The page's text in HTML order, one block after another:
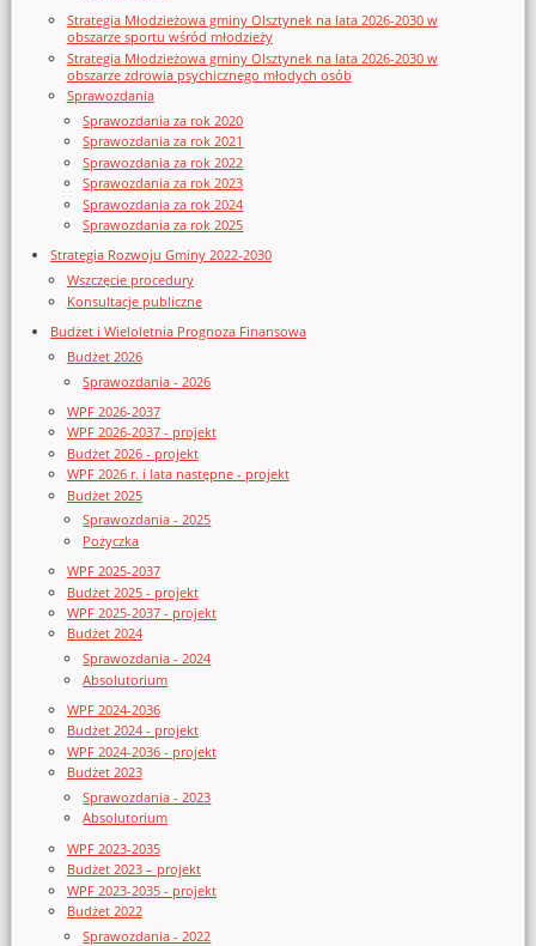
Strategia Młodzieżowa gminy Olsztynek na lata 2026-2030 w
obszarze sportu wśród młodzieży
Strategia Młodzieżowa gminy Olsztynek na lata 2026-2030 w
obszarze zdrowia psychicznego młodych osób
Sprawozdania
Sprawozdania za rok 2020
Sprawozdania za rok 2021
Sprawozdania za rok 2022
Sprawozdania za rok 2023
Sprawozdania za rok 2024
Sprawozdania za rok 2025
Strategia Rozwoju Gminy 2022-2030
Wszczęcie procedury
Konsultacje publiczne
Budżet i Wieloletnia Prognoza Finansowa
Budżet 2026
Sprawozdania - 2026
WPF 2026-2037
WPF 2026-2037 - projekt
Budżet 2026 - projekt
WPF 2026 r. i lata następne - projekt
Budżet 2025
Sprawozdania - 2025
Pożyczka
WPF 2025-2037
Budżet 2025 - projekt
WPF 2025-2037 - projekt
Budżet 2024
Sprawozdania - 2024
Absolutorium
WPF 2024-2036
Budżet 2024 - projekt
WPF 2024-2036 - projekt
Budżet 2023
Sprawozdania - 2023
Absolutorium
WPF 2023-2035
Budżet 2023 – projekt
WPF 2023-2035 - projekt
Budżet 2022
Sprawozdania - 2022